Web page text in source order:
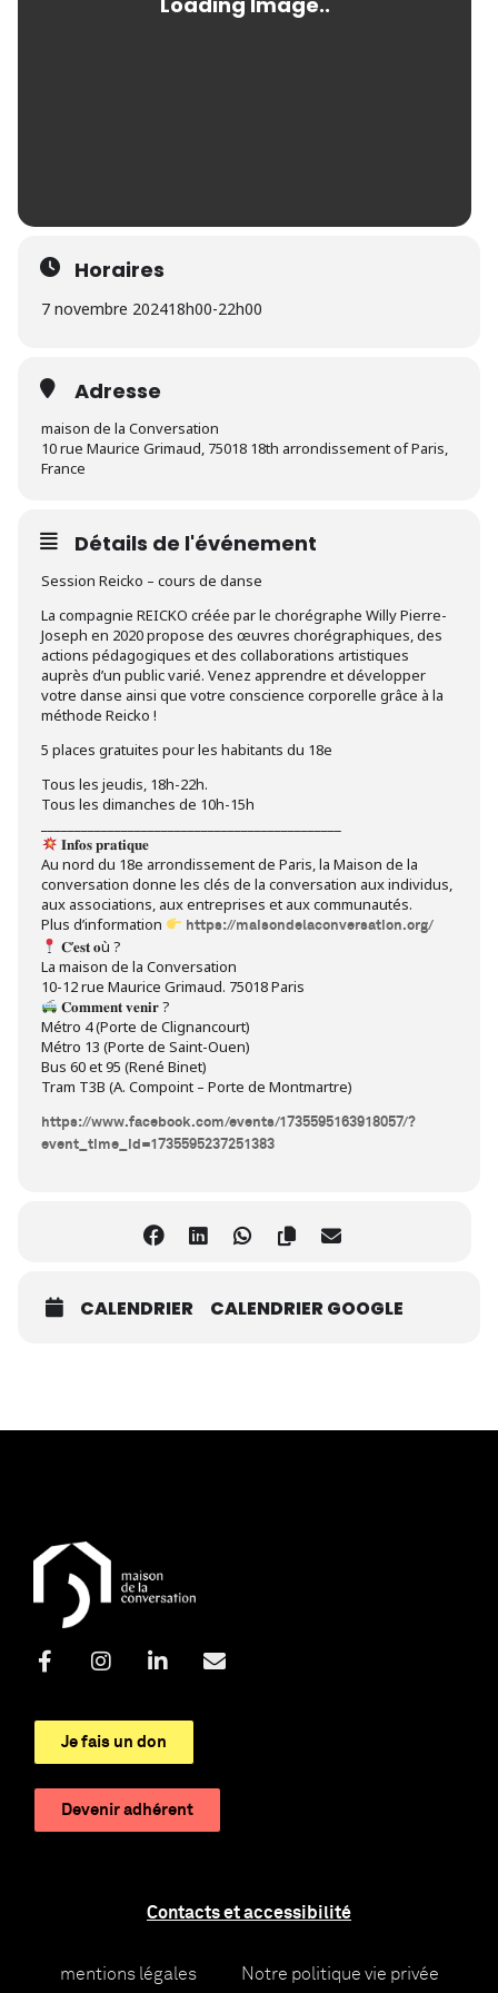
Horaires
7 novembre 202418h00-22h00
Adresse
maison de la Conversation
10 rue Maurice Grimaud, 75018 18th arrondissement of Paris,
France
Détails de l'événement
Session Reicko – cours de danse
La compagnie REICKO créée par le chorégraphe Willy Pierre-
Joseph en 2020 propose des œuvres chorégraphiques, des
actions pédagogiques et des collaborations artistiques
auprès d’un public varié. Venez apprendre et développer
votre danse ainsi que votre conscience corporelle grâce à la
méthode Reicko !
5 places gratuites pour les habitants du 18e
Tous les jeudis, 18h-22h.
Tous les dimanches de 10h-15h
𝐈𝐧𝐟𝐨𝐬 𝐩𝐫𝐚𝐭𝐢𝐪𝐮𝐞
Au nord du 18e arrondissement de Paris, la Maison de la
conversation donne les clés de la conversation aux individus,
aux associations, aux entreprises et aux communautés.
Plus d’information
https://maisondelaconversation.org/
𝐂’𝐞𝐬𝐭 𝐨ù ?
La maison de la Conversation
10-12 rue Maurice Grimaud. 75018 Paris
𝐂𝐨𝐦𝐦𝐞𝐧𝐭 𝐯𝐞𝐧𝐢𝐫 ?
Métro 4 (Porte de Clignancourt)
Métro 13 (Porte de Saint-Ouen)
Bus 60 et 95 (René Binet)
Tram T3B (A. Compoint – Porte de Montmartre)
https://www.facebook.com/events/1735595163918057/?
event_time_id=1735595237251383
CALENDRIER CALENDRIER GOOGLE
Je fais un don
Devenir adhérent
Contacts et accessibilité
mentions légales Notre politique vie privée